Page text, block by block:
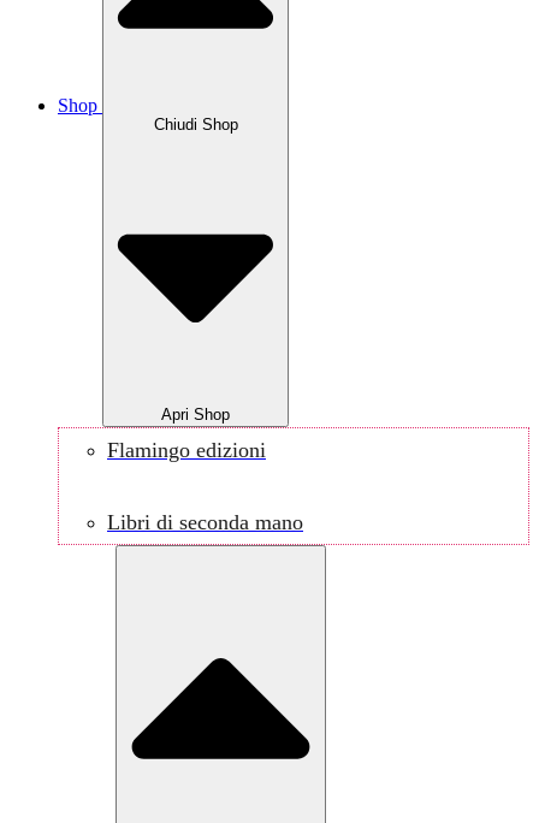
Shop
Chiudi Shop
Apri Shop
Flamingo edizioni
Libri di seconda mano